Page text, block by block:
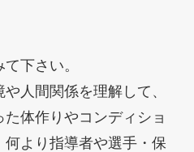
下さい。
人間関係を理解して、
体作りやコンディショ
より指導者や選手・保